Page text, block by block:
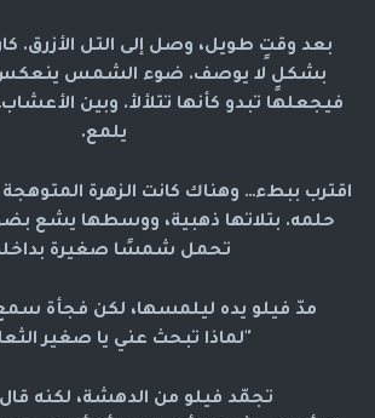
بعد وقتٍ طويل، وصل إلى التل الأزرق.
بشكلٍ لا يوصف. ضوء الشمس
فيجعلها تبدو كأنها تتلألأ. وبين
يلمع.
اقترب ببطء… وهناك كانت الزهرة المتوهجة
حلمه. بتلاتها ذهبية، ووسطها يشع
تحمل شمسًا صغيرة
مدّ فيلو يده ليلمسها، لكن فجأة
"لماذا تبحث عني يا صغير
تجمّد فيلو من الدهشة، لكنه